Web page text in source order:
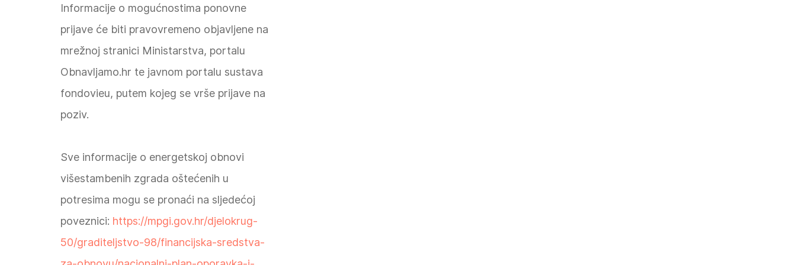
Informacije o mogućnostima ponovne
prijave će biti pravovremeno objavljene na
mrežnoj stranici Ministarstva, portalu
Obnavljamo.hr te javnom portalu sustava
fondovieu, putem kojeg se vrše prijave na
poziv.
Sve informacije o energetskoj obnovi
višestambenih zgrada oštećenih u
potresima mogu se pronaći na sljedećoj
poveznici: https://mpgi.gov.hr/djelokrug-
50/graditeljstvo-98/financijska-sredstva-